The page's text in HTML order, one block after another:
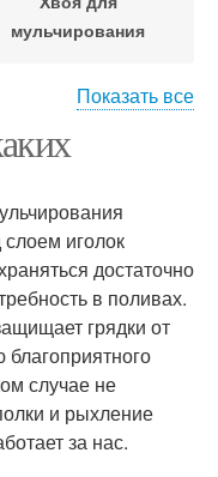
мульчирования
участке
Показать все
иголок
достаточно
в поливах.
грядки от
благоприятного
случае не
и рыхление
за нас.